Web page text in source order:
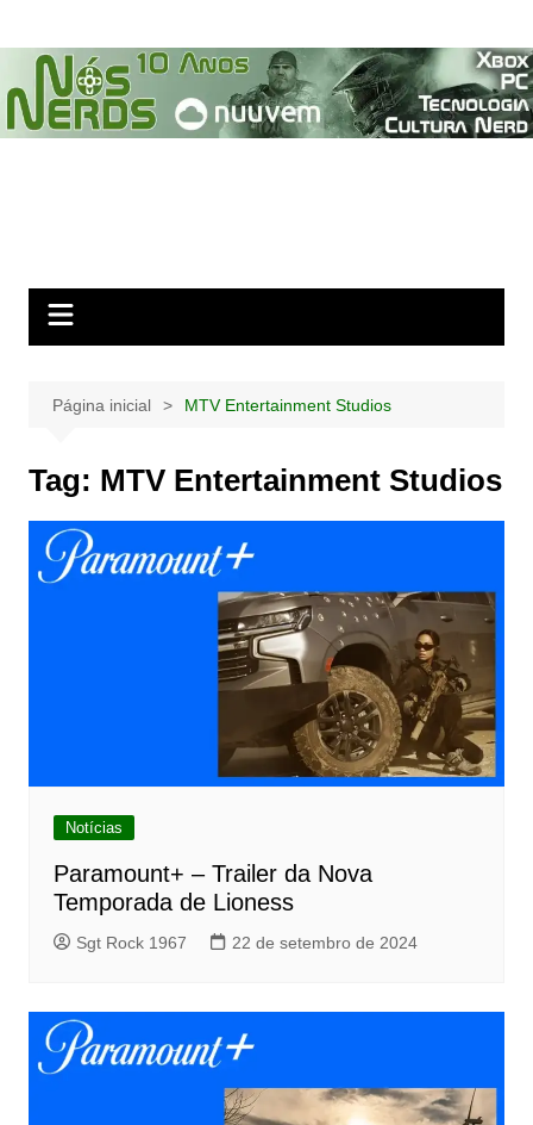
para
conteúdo
Página inicial MTV Entertainment Studios
Tag: MTV Entertainment Studios
Notícias
Paramount+ – Trailer da Nova
Temporada de Lioness
Sgt Rock 1967 22 de setembro de 2024